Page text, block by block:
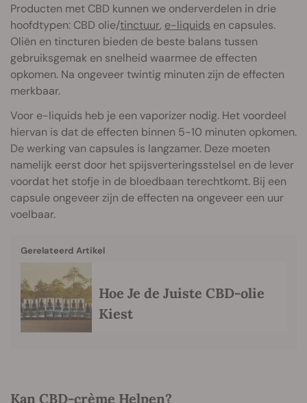
Producten met CBD kunnen we onderverdelen in drie
hoofdtypen: CBD olie/tinctuur, e-liquids en capsules.
Oliën en tincturen bieden de beste balans tussen
gebruiksgemak en snelheid waarmee de effecten
opkomen. Na ongeveer twintig minuten zijn de effecten
merkbaar.
Voor e-liquids heb je een vaporizer nodig. Het voordeel
hiervan is dat de effecten binnen 5-10 minuten opkomen.
De werking van capsules is langzamer. Deze moeten
namelijk eerst door het spijsverteringsstelsel en de lever
voordat het stofje in de bloedbaan terechtkomt. Bij een
capsule ongeveer zijn de effecten na ongeveer een uur
voelbaar.
Gerelateerd Artikel
Hoe Je de Juiste CBD-olie
Kiest
Kan CBD-crème Helpen?